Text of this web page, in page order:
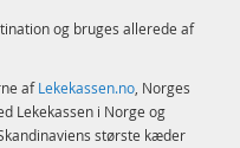
og bruges allerede af
afLekekassen.no, Norges
Lekekassen i Norge og
største kæder